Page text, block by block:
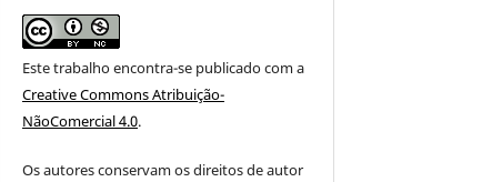
Este trabalho encontra-se publicado com a
Creative Commons Atribuição-
NãoComercial 4.0.
Os autores conservam os direitos de autor